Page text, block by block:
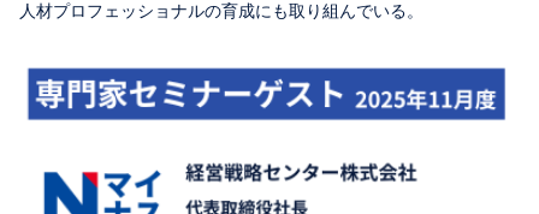
人材プロフェッショナルの育成にも取り組んでいる。